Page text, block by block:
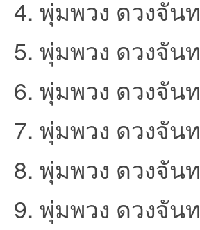
4. พุ่มพวง ดวงจัน
5. พุ่มพวง ดวงจัน
6. พุ่มพวง ดวงจัน
7. พุ่มพวง ดวงจัน
8. พุ่มพวง ดวงจัน
9. พุ่มพวง ดวงจัน